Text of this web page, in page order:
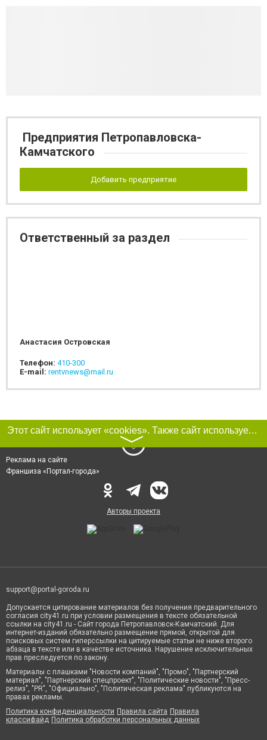
Предприятия Петропавловска-
Камчатского
Добавить предприятие
Ответственный за раздел
Анастасия Островская
Телефон: 410-300
E-mail: rentvnews@mail.ru
Этот сайт использует «cookies». Также сайт использует интернет-сервис для сбора технических данных касательно посетителей с целью получения маркетинговой и статистической информации. Условия обработки данных посетителей сайта см.
〉
Реклама на сайте
Франшиза «Портал-города»
Авторы проекта
support@portal-goroda.ru
Допускается цитирование материалов без получения предварительного
согласия city41.ru при условии размещения в тексте обязательной
ссылки на city41.ru - Сайт города Петропавловск-Камчатский. Для
интернет-изданий обязательно размещение прямой, открытой для
поисковых систем гиперссылки на цитируемые статьи не ниже второго
абзаца в тексте или в качестве источника. Нарушение исключительных
прав преследуется по закону.
Материалы с плашками "Новости компаний", "Промо", "Партнерский
материал", "Партнерский спецпроект", "Политические новости", "Пресс-
релиз", "PR", "Официально", "Политическая реклама" публикуются на
правах рекламы.
Политика конфиденциальности Правила сайта Правила
классифайд Политика обработки персональных данных